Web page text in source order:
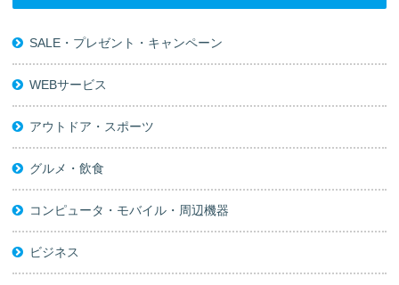
SALE・プレゼント・キャンペーン
WEBサービス
アウトドア・スポーツ
グルメ・飲食
コンピュータ・モバイル・周辺機器
ビジネス